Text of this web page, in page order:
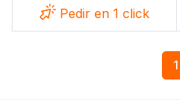
Pedir en 1 click
1